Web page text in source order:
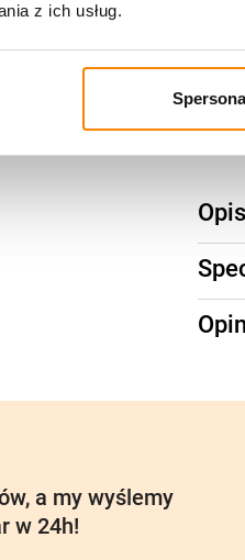
z ich usług.
a my wyślemy
w 24h!